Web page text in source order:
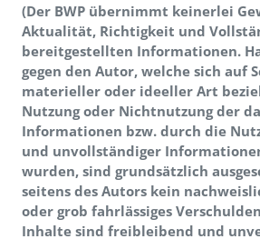
(Der BWP übernimmt keinerlei
Aktualität, Richtigkeit und
bereitgestellten Informationen.
gegen den Autor, welche sich auf
materieller oder ideeller Art
Nutzung oder Nichtnutzung der
Informationen bzw. durch die
und unvollständiger
wurden, sind grundsätzlich
seitens des Autors kein
oder grob fahrlässiges
Inhalte sind freibleibend und